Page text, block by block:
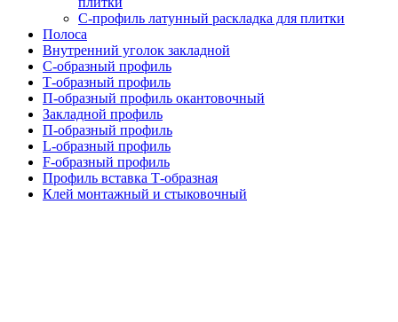
С-профиль латунный раскладка для плитки
Полоса
Внутренний уголок закладной
С-образный профиль
Т-образный профиль
П-образный профиль окантовочный
Закладной профиль
П-образный профиль
L-образный профиль
F-образный профиль
Профиль вставка Т-образная
Клей монтажный и стыковочный